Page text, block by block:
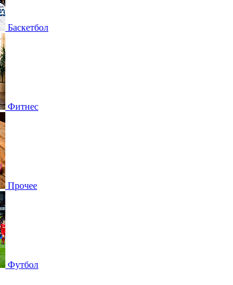
Баскетбол
Фитнес
Прочее
Футбол